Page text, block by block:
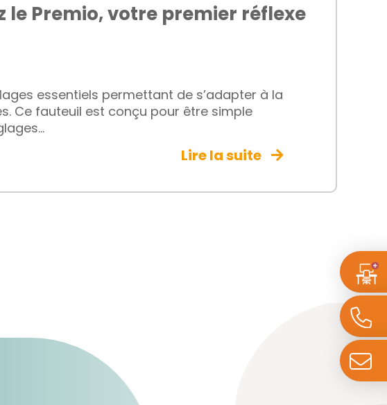
le Premio, votre premier réflexe
essentiels permettant de s’adapter à la
Ce fauteuil est conçu pour être simple
Lire la suite